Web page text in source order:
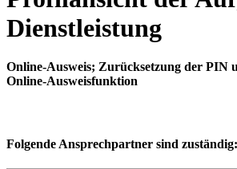
Dienstleistung
Online-Ausweis; Zurücksetzung der PIN
Online-Ausweisfunktion
Folgende Ansprechpartner sind zuständig: